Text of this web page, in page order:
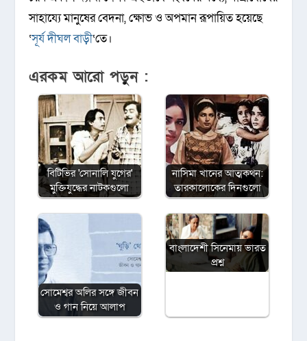
সাহায্যে মানুষের বেদনা, ক্ষোভ ও অপমান রূপায়িত হয়েছে
‘সূর্য দীঘল বাড়ী‘তে।
এরকম আরো পড়ুন :
বিটিভির ‌'সোনালি যুগের'
মুক্তিযুদ্ধের নাটকগুলো
নাসিমা খানের আত্মকথন:
তারকালোকের দিনগুলো
সোমেশ্বর অলির সঙ্গে জীবন
ও গান নিয়ে আলাপ
বাংলাদেশী সিনেমায় ভারত
প্রশ্ন